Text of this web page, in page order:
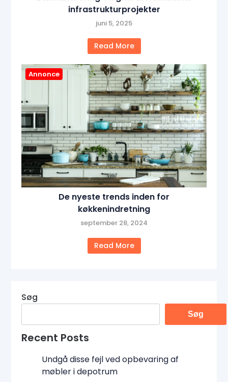
infrastrukturprojekter
juni 5, 2025
Read More
Annonce
De nyeste trends inden for
køkkenindretning
september 28, 2024
Read More
Søg
Søg
Recent Posts
Undgå disse fejl ved opbevaring af
møbler i depotrum